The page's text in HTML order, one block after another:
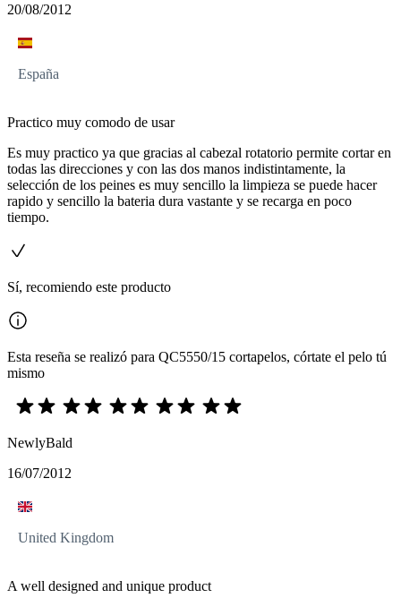
20/08/2012
España
Practico muy comodo de usar
Es muy practico ya que gracias al cabezal rotatorio permite cortar en
todas las direcciones y con las dos manos indistintamente, la
selección de los peines es muy sencillo la limpieza se puede hacer
rapido y sencillo la bateria dura vastante y se recarga en poco
tiempo.
Sí, recomiendo este producto
Esta reseña se realizó para QC5550/15 cortapelos, córtate el pelo tú
mismo
NewlyBald
16/07/2012
United Kingdom
A well designed and unique product